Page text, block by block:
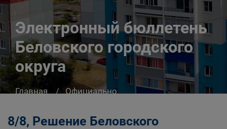
Электронный бюллетень
Беловского городского
округа
Главная
Официально
городского округа
8/8, Решение Беловского